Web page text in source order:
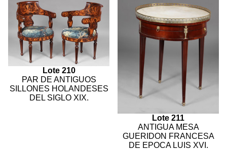
Lote 210
PAR DE ANTIGUOS
SILLONES HOLANDESES
DEL SIGLO XIX.
Lote 211
ANTIGUA MESA
GUERIDON FRANCESA
DE EPOCA LUIS XVI.